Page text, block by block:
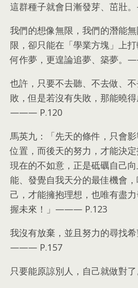
這群種子就會日漸發芽、 茁壯
我們的想像無限 ， 我們的潛能無
限 ， 卻只能在「學業方塊」上
何作夢 ， 更遑論追夢、 築夢。
也許 ， 只要不去聽、 不去做、
敗 ，但是若沒有失敗 ， 那能曉
——— P.120
馬英九 ： 「先天的條件 ， 只會
位置 ， 而後天的努力 ， 才能決
現在的不如意 ， 正是砥礪自己
能、 發覺自我天分的最佳機會 ，
己 ， 才能擁抱理想 ， 也唯有盡
握未來！」 ——— P.123
我沒有放棄 ， 並且努力的尋找
——— P.157
只要能原諒別人 ， 自己就做對了